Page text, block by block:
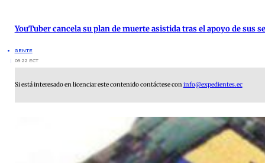
YouTuber cancela su plan de muerte asistida tras el apoyo de sus
GENTE
09:22 ECT
Si está interesado en licenciar este contenido contáctese coninfo@expedientes.ec